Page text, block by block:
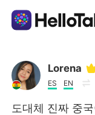
Aplicación
AI Grammar
Lorena
ES EN
도대체 진짜 중